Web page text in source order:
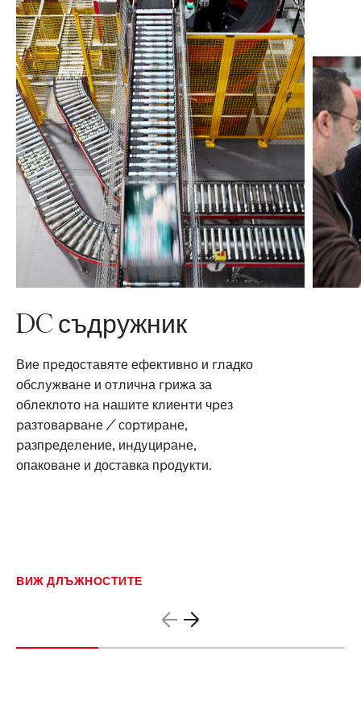
DC съдружник
Вие предоставяте ефективно и гладко
обслужване и отлична грижа за
облеклото на нашите клиенти чрез
разтоварване / сортиране,
разпределение, индуциране,
опаковане и доставка продукти.
ВИЖ ДЛЪЖНОСТИТЕ